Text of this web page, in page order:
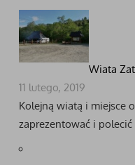
Wiata
11 lutego, 2019
Kolejną wiatą i miejsce
zaprezentować i polecić